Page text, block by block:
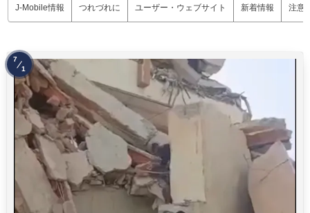
J-Mobile情報 つれづれに ユーザー・ウェブサイト 新着情報 注意
7
1